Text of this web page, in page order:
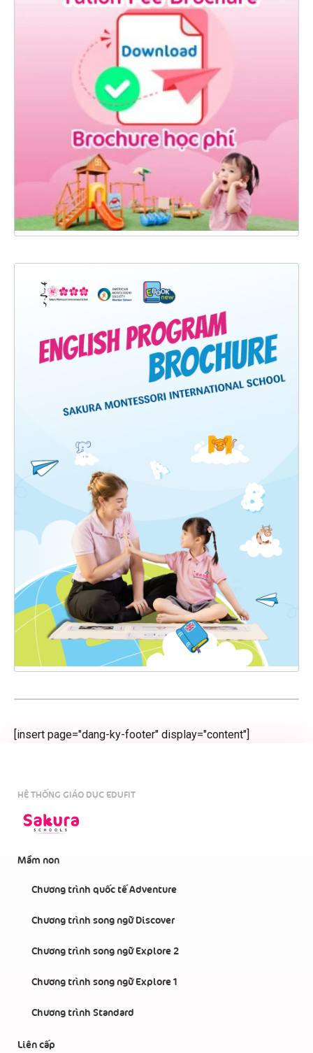
[insert page="dang-ky-footer" display="content"]
HỆ THỐNG GIÁO DỤC EDUFIT
Mầm non
Chương trình quốc tế Adventure
Chương trình song ngữ Discover
Chương trình song ngữ Explore 2
Chương trình song ngữ Explore 1
Chương trình Standard
Liên cấp